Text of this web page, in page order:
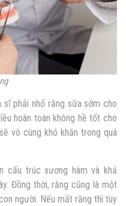
sĩ phải nhổ răng sữa sớm cho
hoàn toàn không hề tốt cho
vô cùng khó khăn trong quá
cấu trúc xương hàm và khả
Đồng thời, răng cũng là một
người. Nếu mất răng thì tùy